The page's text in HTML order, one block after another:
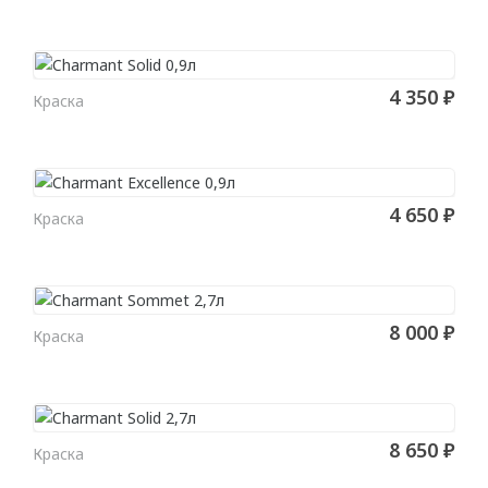
Гибкие
Гибкие
Угловые молдинги
Из дюрополимера
Из полиуретана
Потолка
В КОРЗИНУ
Краска 4 350 ₽
В КОРЗИНУ
Краска 4 650 ₽
В КОРЗИНУ
Краска 8 000 ₽
В КОРЗИНУ
Краска 8 650 ₽